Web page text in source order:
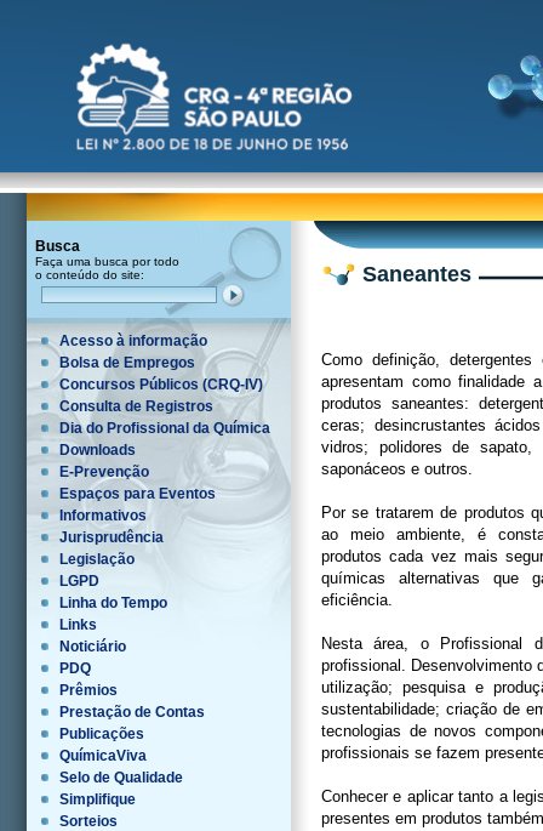
Busca
Faça uma busca por todo
o conteúdo do site:
Acesso à informação
Bolsa de Empregos
Concursos Públicos (CRQ-IV)
Consulta de Registros
Dia do Profissional da Química
Downloads
E-Prevenção
Espaços para Eventos
Informativos
Jurisprudência
Legislação
LGPD
Linha do Tempo
Links
Noticiário
PDQ
Prêmios
Prestação de Contas
Publicações
QuímicaViva
Selo de Qualidade
Simplifique
Sorteios
Saneantes
Como definição,
apresentam como finalidade
produtos saneantes:
ceras; desincrustantes
vidros; polidores de sapato,
saponáceos e outros.
Por se tratarem de produtos
ao meio ambiente, é
produtos cada vez mais
químicas alternativas que
eficiência.
Nesta área, o Profissional
profissional. Desenvolvimento
utilização; pesquisa e
sustentabilidade; criação de
tecnologias de novos
profissionais se fazem
Conhecer e aplicar tanto a
presentes em produtos